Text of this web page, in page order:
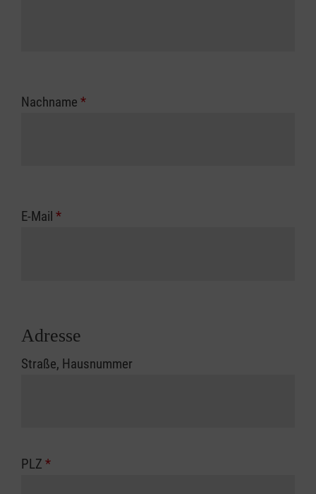
Nachname *
E-Mail *
Adresse
Straße, Hausnummer
PLZ *